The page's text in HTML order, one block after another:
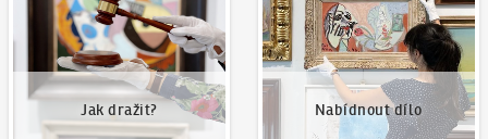
Jak dražit? Nabídnout dílo